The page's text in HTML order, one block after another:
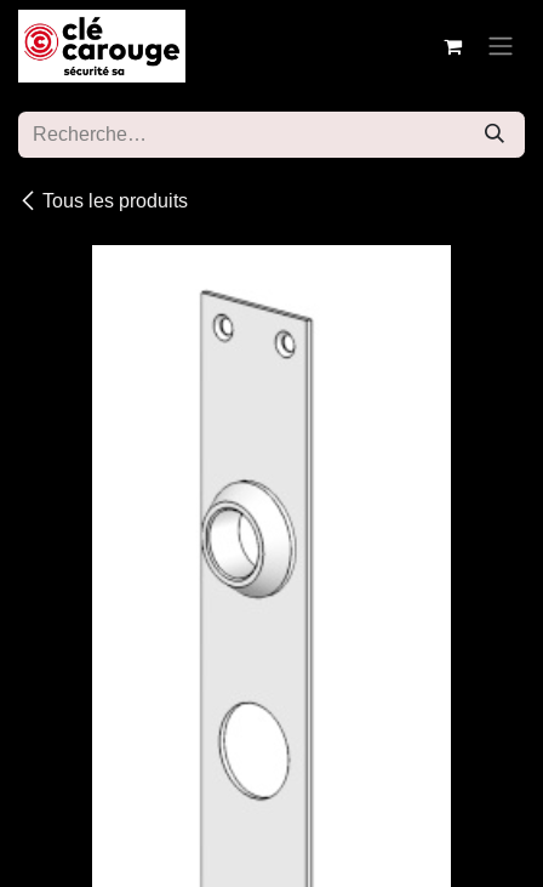
Se rendre au contenu
Tous les produits